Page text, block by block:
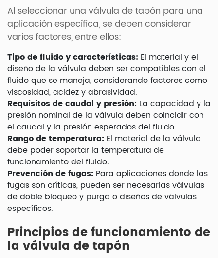
Al seleccionar una válvula de tapón para una
aplicación específica, se deben considerar
varios factores, entre ellos:
Tipo de fluido y características: El material y el
diseño de la válvula deben ser compatibles con el
fluido que se maneja, considerando factores como
viscosidad, acidez y abrasividad.
Requisitos de caudal y presión: La capacidad y la
presión nominal de la válvula deben coincidir con
el caudal y la presión esperados del fluido.
Rango de temperatura: El material de la válvula
debe poder soportar la temperatura de
funcionamiento del fluido.
Prevención de fugas: Para aplicaciones donde las
fugas son críticas, pueden ser necesarias válvulas
de doble bloqueo y purga o diseños de válvulas
específicos.
Principios de funcionamiento de
la válvula de tapón